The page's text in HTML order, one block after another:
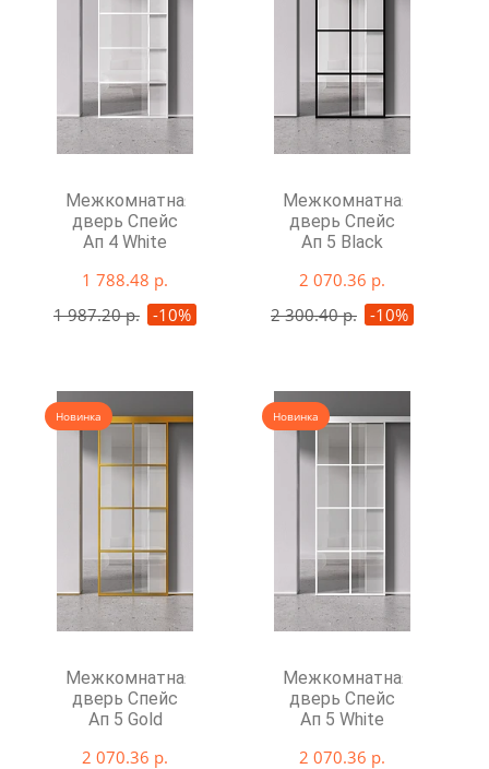
Межкомнатная
дверь Спейс
Ап 4 White
1 788.48 р.
1 987.20 р. -10%
Межкомнатная
дверь Спейс
Ап 5 Black
2 070.36 р.
2 300.40 р. -10%
Новинка
Межкомнатная
дверь Спейс
Ап 5 Gold
2 070.36 р.
Новинка
Межкомнатная
дверь Спейс
Ап 5 White
2 070.36 р.